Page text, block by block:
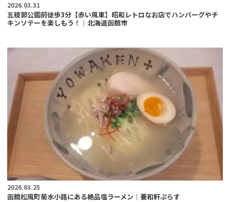
2026.03.31
五稜郭公園前徒歩3分【赤い風車】昭和レトロなお店でハンバーグやチ
キンソテーを楽しもう！｜北海道函館市
2026.03.25
函館松風町菊水小路にある絶品塩ラーメン｜養和軒ぷらす